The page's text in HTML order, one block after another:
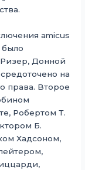
amicus
было
Донной
на
права. Второе
Робертом Т.
Б.
Хадсоном,